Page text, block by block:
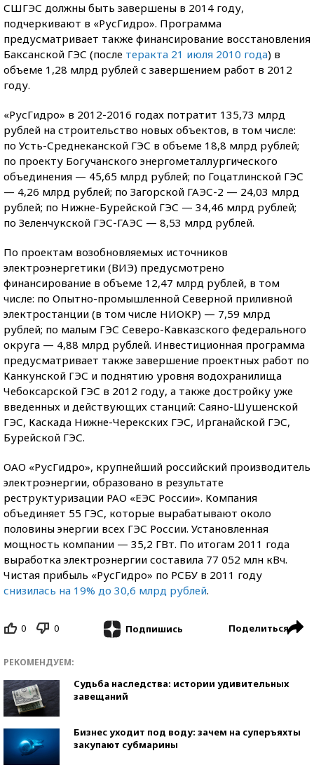
СШГЭС должны быть завершены в 2014 году,
подчеркивают в «РусГидро». Программа
предусматривает также финансирование восстановления
Баксанской ГЭС (после теракта 21 июля 2010 года) в
объеме 1,28 млрд рублей с завершением работ в 2012
году.
«РусГидро» в 2012-2016 годах потратит 135,73 млрд
рублей на строительство новых объектов, в том числе:
по Усть-Среднеканской ГЭС в объеме 18,8 млрд рублей;
по проекту Богучанского энергометаллургического
объединения — 45,65 млрд рублей; по Гоцатлинской ГЭС
— 4,26 млрд рублей; по Загорской ГАЭС-2 — 24,03 млрд
рублей; по Нижне-Бурейской ГЭС — 34,46 млрд рублей;
по Зеленчукской ГЭС-ГАЭС — 8,53 млрд рублей.
По проектам возобновляемых источников
электроэнергетики (ВИЭ) предусмотрено
финансирование в объеме 12,47 млрд рублей, в том
числе: по Опытно-промышленной Северной приливной
электростанции (в том числе НИОКР) — 7,59 млрд
рублей; по малым ГЭС Северо-Кавказского федерального
округа — 4,88 млрд рублей. Инвестиционная программа
предусматривает также завершение проектных работ по
Канкунской ГЭС и поднятию уровня водохранилища
Чебоксарской ГЭС в 2012 году, а также достройку уже
введенных и действующих станций: Саяно-Шушенской
ГЭС, Каскада Нижне-Черекских ГЭС, Ирганайской ГЭС,
Бурейской ГЭС.
ОАО «РусГидро», крупнейший российский производитель
электроэнергии, образовано в результате
реструктуризации РАО «ЕЭС России». Компания
объединяет 55 ГЭС, которые вырабатывают около
половины энергии всех ГЭС России. Установленная
мощность компании — 35,2 ГВт. По итогам 2011 года
выработка электроэнергии составила 77 052 млн кВч.
Чистая прибыль «РусГидро» по РСБУ в 2011 году
снизилась на 19% до 30,6 млрд рублей.
0 0 Подпишись Поделиться
РЕКОМЕНДУЕМ:
Судьба наследства: истории удивительных
завещаний
Бизнес уходит под воду: зачем на суперъяхты
закупают субмарины